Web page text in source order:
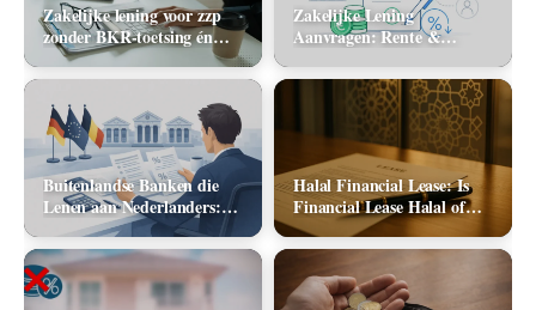
Zakelijke lening voor zzp
zonder BKR-toetsing én
zonder jaarcijfers: kan het
in 2026?
Zakelijke Lening
Aanvragen: Rente &
Buitenlandse Banken die
Lenen aan Nederlanders:
Complete Lijst +
Vergelijking 2026
Halal Financial Lease: Is
Financial Lease Halal of
Haram?